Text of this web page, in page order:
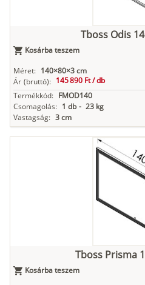
Tboss Odis
Kosárba teszem
Méret: 140×80×3 cm
Ár (bruttó): 145 890 Ft /db
Termékkód: FMOD140
Csomagolás: 1 db - 23 kg
Vastagság: 3 cm
Tboss Prisma
Kosárba teszem